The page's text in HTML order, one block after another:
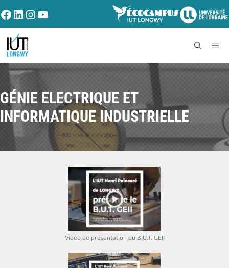
GÉNIE ELECTRIQUE ET
INFORMATIQUE INDUSTRIELLE
Vidéo de présentation du B.U.T. GEII